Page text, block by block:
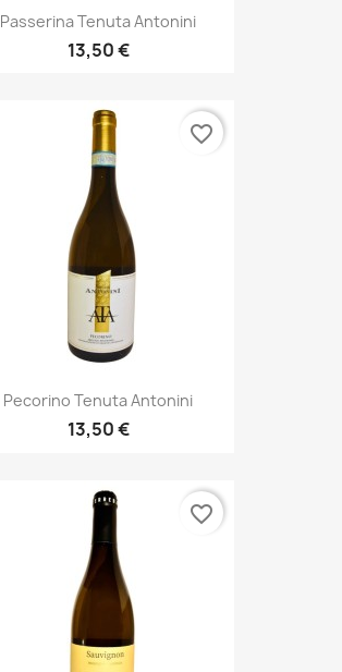
Passerina Tenuta Antonini
13,50 €
Pecorino Tenuta Antonini
13,50 €
favorite_border
favorite_border